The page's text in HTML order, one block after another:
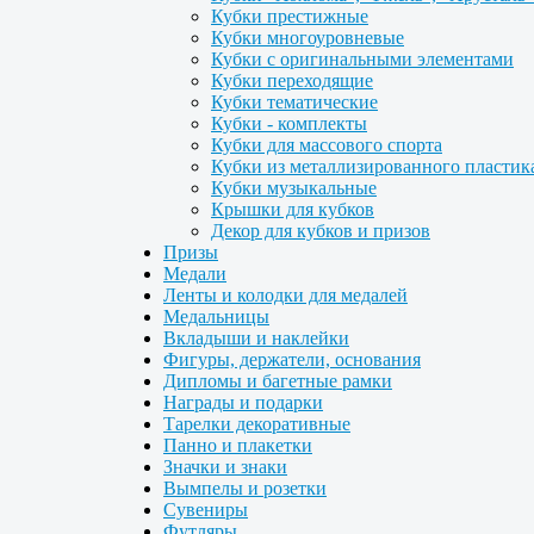
Кубки престижные
Кубки многоуровневые
Кубки с оригинальными элементами
Кубки переходящие
Кубки тематические
Кубки - комплекты
Кубки для массового спорта
Кубки из металлизированного
Кубки музыкальные
Крышки для кубков
Декор для кубков и призов
Призы
Медали
Ленты и колодки для медалей
Медальницы
Вкладыши и наклейки
Фигуры, держатели, основания
Дипломы и багетные рамки
Награды и подарки
Тарелки декоративные
Панно и плакетки
Значки и знаки
Вымпелы и розетки
Сувениры